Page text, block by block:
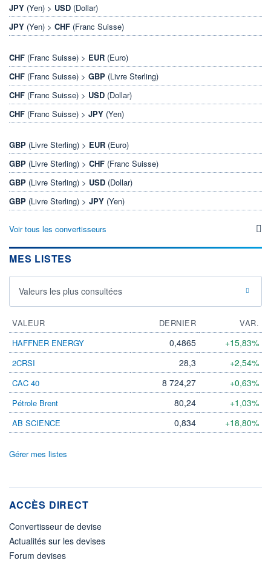
JPY (Yen) > USD (Dollar)
JPY (Yen) > CHF (Franc Suisse)
CHF (Franc Suisse) > EUR (Euro)
CHF (Franc Suisse) > GBP (Livre Sterling)
CHF (Franc Suisse) > USD (Dollar)
CHF (Franc Suisse) > JPY (Yen)
GBP (Livre Sterling) > EUR (Euro)
GBP (Livre Sterling) > CHF (Franc Suisse)
GBP (Livre Sterling) > USD (Dollar)
GBP (Livre Sterling) > JPY (Yen)
Voir tous les convertisseurs
MES LISTES
Valeurs les plus consultées
VALEUR DERNIER
VAR.
HAFFNER ENERGY
0,4865 +15,83%
2CRSI 28,3 +2,54%
CAC 40 8 724,27 +0,63%
Pétrole Brent 80,24 +1,03%
AB SCIENCE 0,834 +18,80%
Gérer mes listes
ACCÈS DIRECT
Convertisseur de devise
Actualités sur les devises
Forum devises